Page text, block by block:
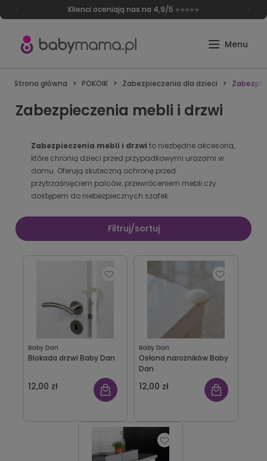
Klienci oceniają nas na 4,9/5 ⭐⭐⭐⭐⭐
Strona główna POKOIK Zabezpieczenia dla dzieci
Zabezpieczenia mebli i drzwi
Zabezpieczenia mebli i drzwi to niezbędne akcesoria,
które chronią dzieci przed przypadkowymi urazami w
domu. Oferują skuteczną ochronę przed
przytrzaśnięciem palców, przewróceniem mebli czy
dostępem do niebezpiecznych szafek
Filtruj/sortuj
Baby Dan
Blokada drzwi Baby Dan
12,00 zł
Baby Dan
Osłona narożników Baby
Dan
12,00 zł